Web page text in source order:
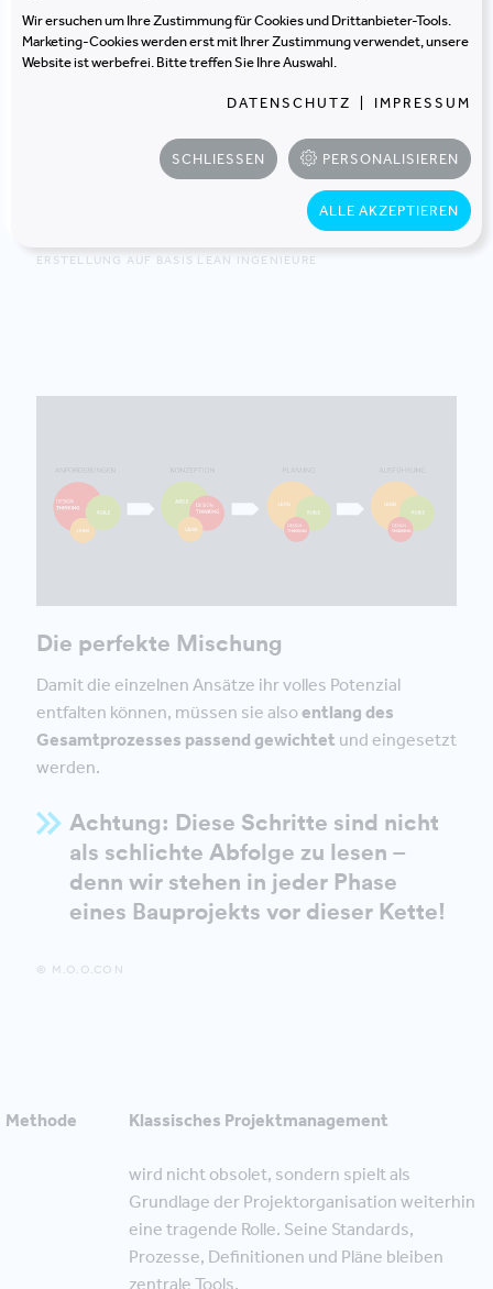
Zahl an verbundenen, bekannten, logischen und
wiederholbaren Prozessen sind gut mit
, die sich der Vorhersage
entziehen und Überraschungsmomente
beinhalten, können besser mitagilen Methoden
ERSTELLUNG AUF BASIS LEAN INGENIEURE
Die perfekte Mischung
Damit die einzelnen Ansätze ihr volles Potenzial
entfalten können, müssen sie alsoentlang des
Gesamtprozesses passend gewichtet und eingesetzt
werden.
Achtung: Diese Schritte sind nicht
als schlichte Abfolge zu lesen –
denn wir stehen in jeder Phase
eines Bauprojekts vor dieser Kette!
© M.O.O.CON
Methode Klassisches Projektmanagement
wird nicht obsolet, sondern spielt als
Grundlage der Projektorganisation weiterhin
eine tragende Rolle. Seine Standards,
Prozesse, Definitionen und Pläne bleiben
zentrale Tools.
Wir ersuchen um Ihre Zustimmung für Cookies und Drittanbieter-Tools.
Marketing-Cookies werden erst mit Ihrer Zustimmung verwendet, unsere
Website ist werbefrei. Bitte treffen Sie Ihre Auswahl.
DATENSCHUTZ IMPRESSUM
SCHLIESSEN PERSONALISIEREN
ALLE AKZEPTIEREN